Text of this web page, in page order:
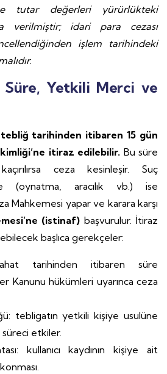
tutar değerleri yürürlükteki
verilmiştir; idari para cezası
işlem tarihindeki
Süre, Yetkili Merci ve
tebliğ tarihinden itibaren 15 gün
itiraz edilebilir. Bu süre
ceza kesinleşir. Suç
(oynatma, aracılık vb.) ise
Mahkemesi yapar ve karara karşı
(istinaf) başvurulur. İtiraz
başlıca gerekçeler:
tarihinden itibaren süre
Kanunu hükümleri uyarınca ceza
tebligatın yetkili kişiye usulüne
süreci etkiler.
kullanıcı kaydının kişiye ait